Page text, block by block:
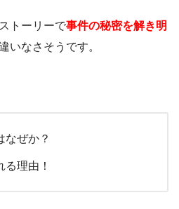
トーリーで事件の秘密を解き明
いなさそうです。
なぜか？
理由！